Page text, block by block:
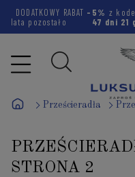
DODATKOWY RABAT -5% z
lata pozostało
47 dni 21
Prześcieradła
STRONA 2